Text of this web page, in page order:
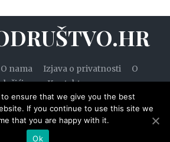
O nama Izjava o privatnosti
O
Kontakt
Sva prava pridržana.
to ensure that we give you the best
If you continue to use this site we
that you are happy with it.
Ok